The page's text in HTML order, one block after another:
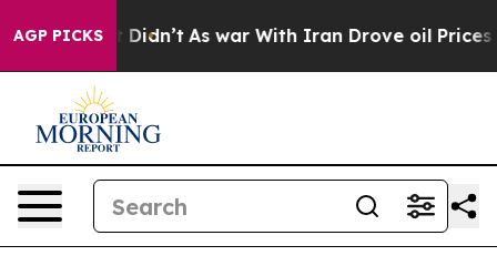
AGP PICKS
it Didn’t As war With Iran Drove oil Prices